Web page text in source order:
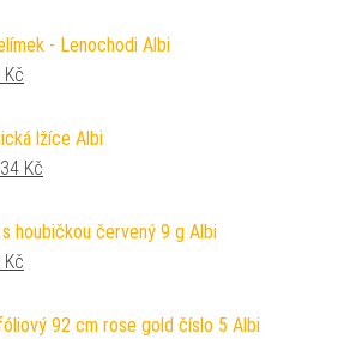
- Lenochodi Albi
cena byla: 79 Kč.
Kč
lžíce Albi
cena byla: 149 Kč.
Kč
s houbičkou červený 9 g Albi
cena byla: 49 Kč.
Kč
92 cm rose gold číslo 5 Albi